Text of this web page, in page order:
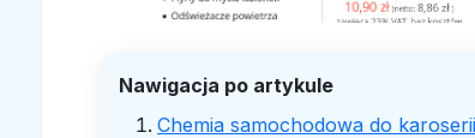
Nawigacja po artykule
Chemia samochodowa do